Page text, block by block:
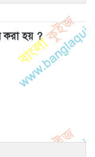
করা হয় ?